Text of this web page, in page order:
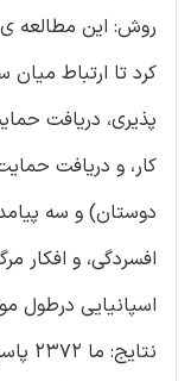
روش: این مطالعه
کرد تا ارتباط
پذیری، دریافت
کار، و دریافت
دوستان) و سه
اسپانیایی درطول موج